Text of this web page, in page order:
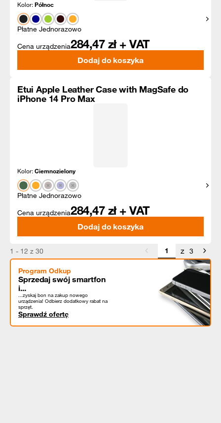
Kolor:Północ
Płatne Jednorazowo
Cena urządzenia284,47 zł + VAT
Dodaj do koszyka
Etui Apple Leather Case with MagSafe do
iPhone 14 Pro Max
Kolor:Ciemnozielony
Płatne Jednorazowo
Cena urządzenia284,47 zł + VAT
Dodaj do koszyka
1 - 12 z 30 z 3
Program Odkup
Sprzedaj swój smartfon
i...
...zyskaj bon na zakup nowego
urządzenia! Odbierz dodatkowy rabat na
sprzęt.
Sprawdź ofertę